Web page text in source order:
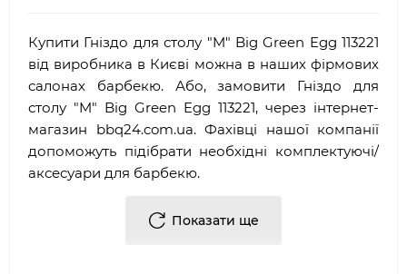
Купити Гніздо для столу "M" Big Green Egg 113221
від виробника в Києві можна в наших фірмових
салонах барбекю. Або, замовити Гніздо для
столу "M" Big Green Egg 113221, через інтернет-
магазин bbq24.com.ua. Фахівці нашої компанії
допоможуть підібрати необхідні комплектуючі/
аксесуари для барбекю.
Багаторічний досвід роботи у сфері
Показати ще